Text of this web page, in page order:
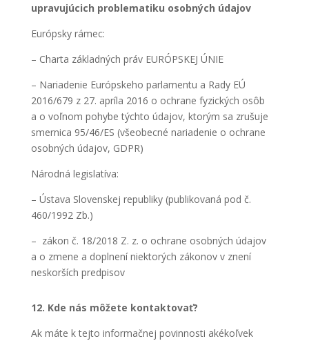
upravujúcich problematiku osobných údajov
Európsky rámec:
– Charta základných práv EURÓPSKEJ ÚNIE
– Nariadenie Európskeho parlamentu a Rady EÚ
2016/679 z 27. apríla 2016 o ochrane fyzických osôb
a o voľnom pohybe týchto údajov, ktorým sa zrušuje
smernica 95/46/ES (všeobecné nariadenie o ochrane
osobných údajov, GDPR)
Národná legislatíva:
– Ústava Slovenskej republiky (publikovaná pod č.
460/1992 Zb.)
– zákon č. 18/2018 Z. z. o ochrane osobných údajov
a o zmene a doplnení niektorých zákonov v znení
neskorších predpisov
12. Kde nás môžete kontaktovať?
Ak máte k tejto informačnej povinnosti akékoľvek